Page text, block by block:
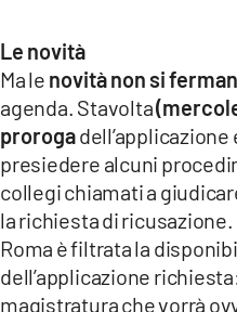
Le novità
Ma le novità non si
agenda. Stavolta
proroga
presiedere alcuni
collegi chiamati a
la richiesta di
Roma è filtrata la
dell’applicazione
magistratura che vorrà